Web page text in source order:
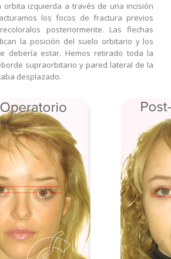
orbita izquierda a través de una incisión
los focos de fractura previos
posteriormente. Las flechas
la posición del suelo orbitario y los
debería estar. Hemos retirado toda la
supraorbitario y pared lateral de la
desplazado.